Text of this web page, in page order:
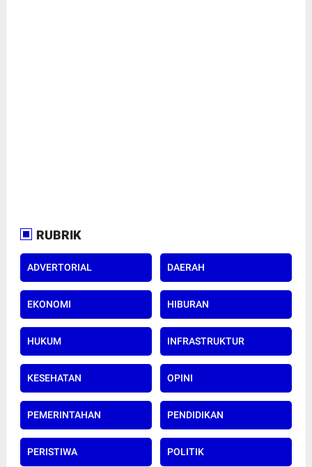
RUBRIK
ADVERTORIAL DAERAH
EKONOMI HIBURAN
HUKUM INFRASTRUKTUR
KESEHATAN OPINI
PEMERINTAHAN PENDIDIKAN
PERISTIWA POLITIK